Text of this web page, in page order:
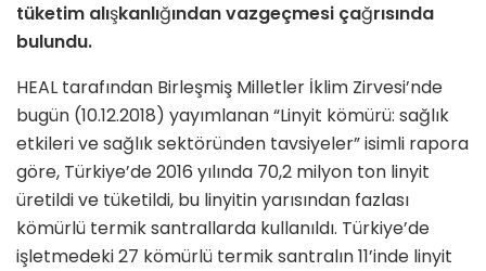
tüketim alışkanlığından vazgeçmesi çağrısında
bulundu.
HEAL tarafından Birleşmiş Milletler İklim Zirvesi’nde
bugün (10.12.2018) yayımlanan “Linyit kömürü: sağlık
etkileri ve sağlık sektöründen tavsiyeler” isimli rapora
göre, Türkiye’de 2016 yılında 70,2 milyon ton linyit
üretildi ve tüketildi, bu linyitin yarısından fazlası
kömürlü termik santrallarda kullanıldı. Türkiye’de
işletmedeki 27 kömürlü termik santralın 11’inde linyit